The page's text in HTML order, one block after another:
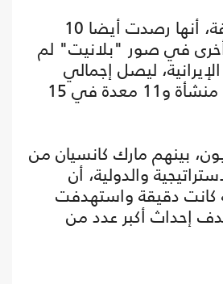
وأوضحت الصحيفة، أنها رصدت أيضا 10
في صور "بلانيت" لم
ليصل إجمالي
الأضرار إلى 217 منشأة و11 معدة في 15
بينهم مارك كانسيان من
والدولية، أن
كانت دقيقة واستهدفت
إحداث أكبر عدد من